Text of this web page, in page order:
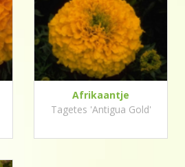
Afrikaantje
Tagetes 'Antigua Gold'